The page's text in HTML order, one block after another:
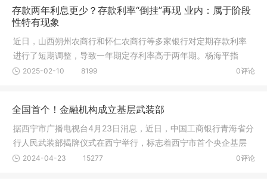
存款两年利息更少？存款利率“倒挂”再现 业内：属于阶段
性特有现象
近日，山西朔州农商行和怀仁农商行等多家银行对定期存款利率
进行了短期调整，导致一年期定存利率高于两年期。杨海平指
出，每家商
0评论
2025-02-10 8199
全国首个！金融机构成立基层武装部
据西宁市广播电视台4月23日消息，近日，中国工商银行青海省分
行人民武装部揭牌仪式在西宁举行，标志着西宁市首个央企基层
武装部
0评论
2024-04-23 15277